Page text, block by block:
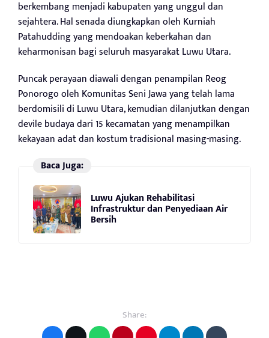
berkembang menjadi kabupaten yang unggul dan
sejahtera. Hal senada diungkapkan oleh Kurniah
Patahudding yang mendoakan keberkahan dan
keharmonisan bagi seluruh masyarakat Luwu Utara.
Puncak perayaan diawali dengan penampilan Reog
Ponorogo oleh Komunitas Seni Jawa yang telah lama
berdomisili di Luwu Utara, kemudian dilanjutkan dengan
devile budaya dari 15 kecamatan yang menampilkan
kekayaan adat dan kostum tradisional masing-masing.
Baca Juga:
Luwu Ajukan Rehabilitasi
Infrastruktur dan Penyediaan Air
Bersih
Share: